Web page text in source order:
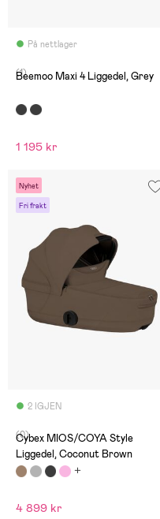
På nettlager
(1)
Beemoo Maxi 4 Liggedel, Grey
1 195 kr
Nyhet
Fri frakt
2 IGJEN
(0)
Cybex MIOS/COYA Style
Liggedel, Coconut Brown
4 899 kr